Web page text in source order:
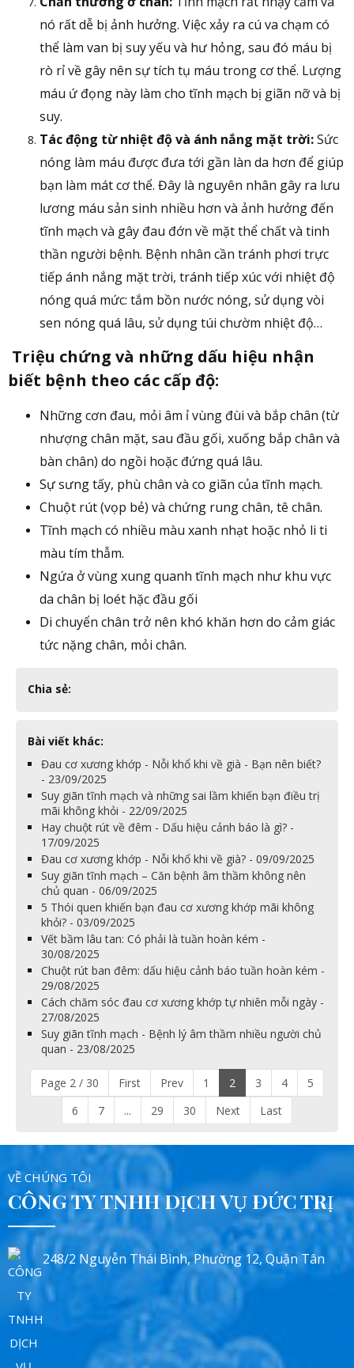
nó rất dễ bị ảnh hưởng. Việc xảy ra cú va chạm có
thể làm van bị suy yếu và hư hỏng, sau đó máu bị
rò rỉ về gây nên sự tích tụ máu trong cơ thể. Lượng
máu ứ đọng này làm cho tĩnh mạch bị giãn nỡ và bị
suy.
Tác động từ nhiệt độ và ánh nắng mặt trời:Sức
nóng làm máu được đưa tới gần làn da hơn để giúp
bạn làm mát cơ thể. Đây là nguyên nhân gây ra lưu
lương máu sản sinh nhiều hơn và ảnh hưởng đến
tĩnh mạch và gây đau đớn về mặt thể chất và tinh
thần người bệnh. Bệnh nhân cần tránh phơi trực
tiếp ánh nắng mặt trời, tránh tiếp xúc với nhiệt độ
nóng quá mức: tắm bồn nước nóng, sử dụng vòi
sen nóng quá lâu, sử dụng túi chườm nhiệt độ…
Triệu chứng và những dấu hiệu nhận
biết bệnh theo các cấp độ:
Những cơn đau, mỏi âm ỉ vùng đùi và bắp chân (từ
nhượng chân mặt, sau đầu gối, xuống bắp chân và
bàn chân) do ngồi hoặc đứng quá lâu.
Sự sưng tấy, phù chân và co giãn của tĩnh mạch.
Chuột rút (vọp bẻ) và chứng rung chân, tê chân.
Tĩnh mạch có nhiều màu xanh nhạt hoặc nhỏ li ti
màu tím thẫm.
Ngứa ở vùng xung quanh tĩnh mạch như khu vực
da chân bị loét hặc đầu gối
Di chuyển chân trở nên khó khăn hơn do cảm giác
tức nặng chân, mỏi chân.
Chia sẻ:
Bài viết khác:
Đau cơ xương khớp - Nỗi khổ khi về già - Bạn nên biết?
- 23/09/2025
Suy giãn tĩnh mạch và những sai lầm khiến bạn điều trị
mãi không khỏi - 22/09/2025
Hay chuột rút về đêm - Dấu hiệu cảnh báo là gì? -
17/09/2025
Đau cơ xương khớp - Nỗi khổ khi về già? - 09/09/2025
Suy giãn tĩnh mạch – Căn bệnh âm thầm không nên
chủ quan - 06/09/2025
5 Thói quen khiến bạn đau cơ xương khớp mãi không
khỏi? - 03/09/2025
Vết bầm lâu tan: Có phải là tuần hoàn kém -
30/08/2025
Chuột rút ban đêm: dấu hiệu cảnh báo tuần hoàn kém -
29/08/2025
Cách chăm sóc đau cơ xương khớp tự nhiên mỗi ngày -
27/08/2025
Suy giãn tĩnh mạch - Bệnh lý âm thầm nhiều người chủ
quan - 23/08/2025
Page 2 / 30 First Prev 1 2 3 4
5
6
7 ... 29 30 Next Last
VỀ CHÚNG TÔI
CÔNG TY TNHH DỊCH VỤ ĐỨC TRỊ
248/2 Nguyễn Thái Bình, Phường 12, Quận Tân